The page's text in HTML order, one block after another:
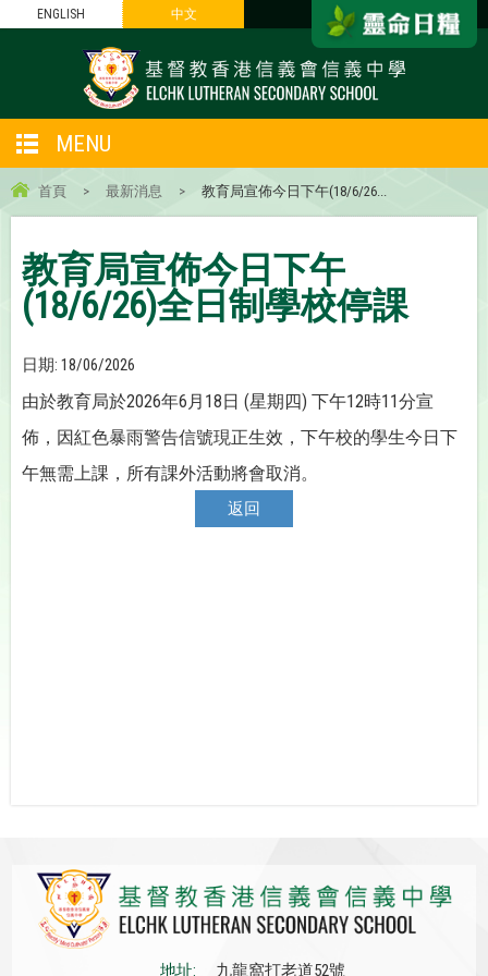
ENGLISH 中文
MENU
首頁 > 最新消息 > 教育局宣佈今日下午(18/6/26...
教育局宣佈今日下午
(18/6/26)全日制學校停課
日期: 18/06/2026
由於教育局於2026年6月18日 (星期四) 下午12時11分宣
佈，因紅色暴雨警告信號現正生效，下午校的學生今日下
午無需上課，所有課外活動將會取消。
返回
地址: 九龍窩打老道52號